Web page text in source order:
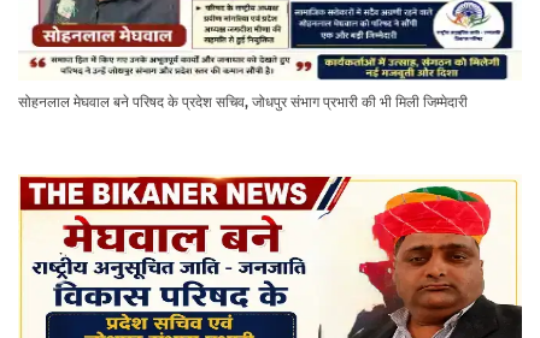
सोहनलाल मेघवाल बने परिषद के प्रदेश सचिव, जोधपुर संभाग प्रभारी की भी मिली जिम्मेदारी